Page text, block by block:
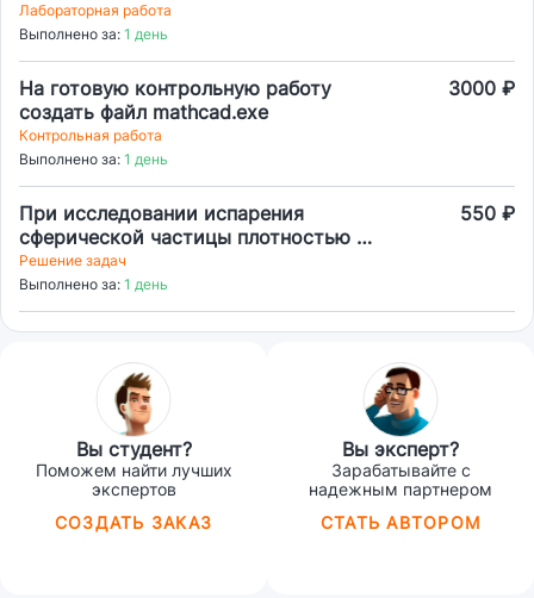
Лабораторная работа
Выполнено за: 1 день
На готовую контрольную работу
создать файл mathcad.exe
3000 ₽
Контрольная работа
Выполнено за: 1 день
При исследовании испарения
сферической частицы плотностью 1
г/см³ измерили зависимость массы
частицы (т) от времени (1)
550 ₽
Решение задач
Выполнено за: 1 день
Вы студент?
Поможем найти лучших
экспертов
СОЗДАТЬ ЗАКАЗ
Вы эксперт?
Зарабатывайте с
надежным партнером
СТАТЬ АВТОРОМ